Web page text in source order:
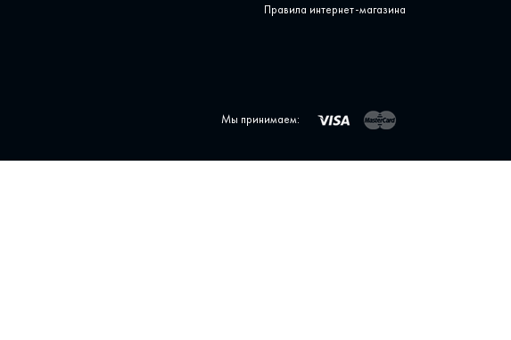
Правила интернет-магазина
Мы принимаем: